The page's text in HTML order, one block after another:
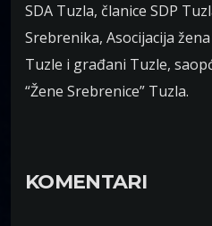
SDA Tuzla, članice SDP
Srebrenika, Asocijacija
Tuzle i građani Tuzle,
“Žene Srebrenice” Tuzla.
KOMENTARI